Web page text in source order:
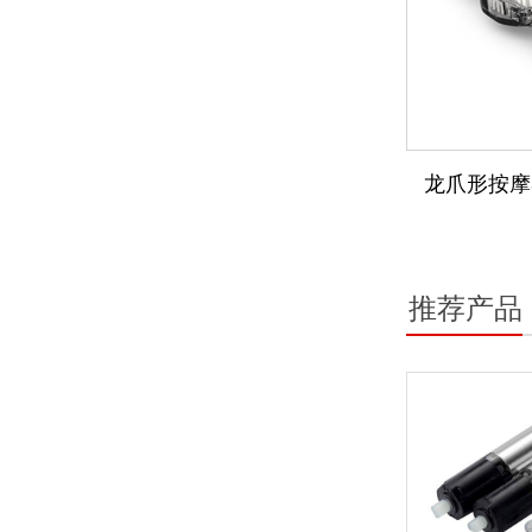
龙爪形按
推荐产品